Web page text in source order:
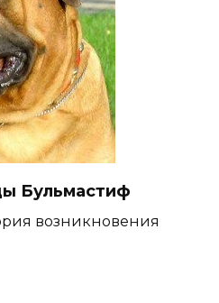
Бульмастиф
возникновения